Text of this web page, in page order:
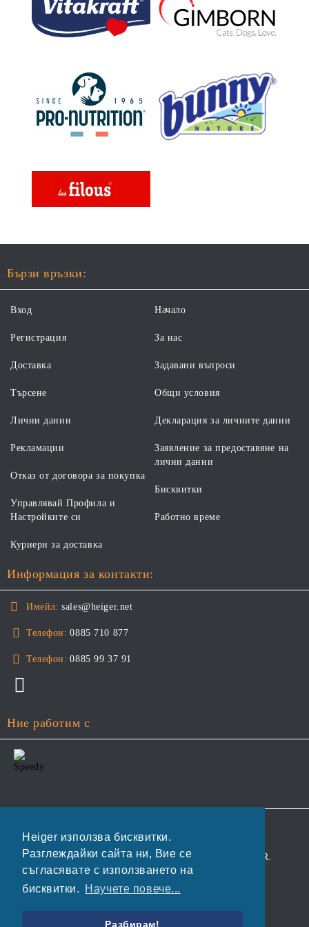
Heiger използва бисквитки.
Разглеждайки сайта ни, Вие се
съгласявате с използването на
бисквитки.
Научете повече...
Разбирам!
СЪСТАВКИ И ХРАНИ
Бързи връзки:
Вход
Регистрация
Доставка
Търсене
Начало
За нас
Задавани въпроси
Общи условия
Лични данни
Рекламации
Отказ от договора за покупка
Управлявай Профила и
Настройките си
Декларация за личните данни
Заявление за предоставяне на
лични данни
Бисквитки
Работно време
Куриери за доставка
Информация за контакти:
Имейл: sales@heiger.net
Телефон: 0885 710 877
Телефон: 0885 99 37 91
Ние работим с
Нашият онлайн магазин е 100% съобразен с GDPR.
Моите лични данни